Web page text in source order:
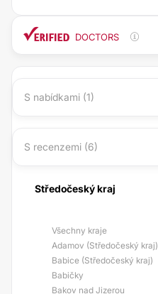
DOCTORS
S nabídkami (1)
S recenzemi (6)
Středočeský kraj
Všechny kraje
Adamov (Středočeský kraj)
Babice (Středočeský kraj)
Babičky
Bakov nad Jizerou